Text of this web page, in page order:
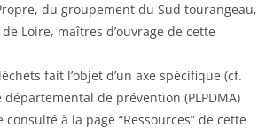
du groupement du Sud tourangeau,
Loire, maîtres d’ouvrage de cette
fait l’objet d’un axe spécifique (cf.
de prévention (PLPDMA)
à la page “Ressources” de cette